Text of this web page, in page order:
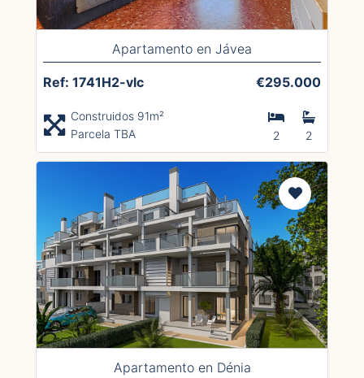
Apartamento en Jávea
Ref: 1741H2-vlc €295.000
Construidos 91m²
Parcela TBA
2 2
Apartamento en Dénia